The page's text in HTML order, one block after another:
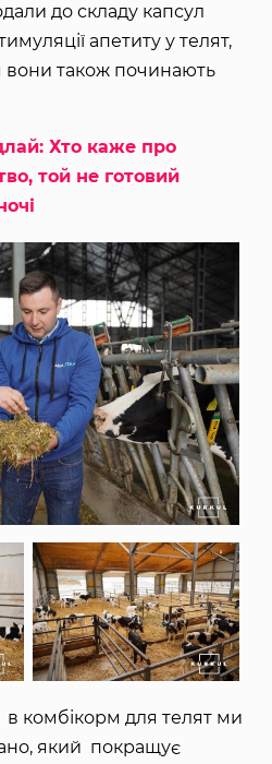
до складу капсул
апетиту у телят,
вони також починають
Хто каже про
той не готовий
комбікорм для телят ми
який покращує